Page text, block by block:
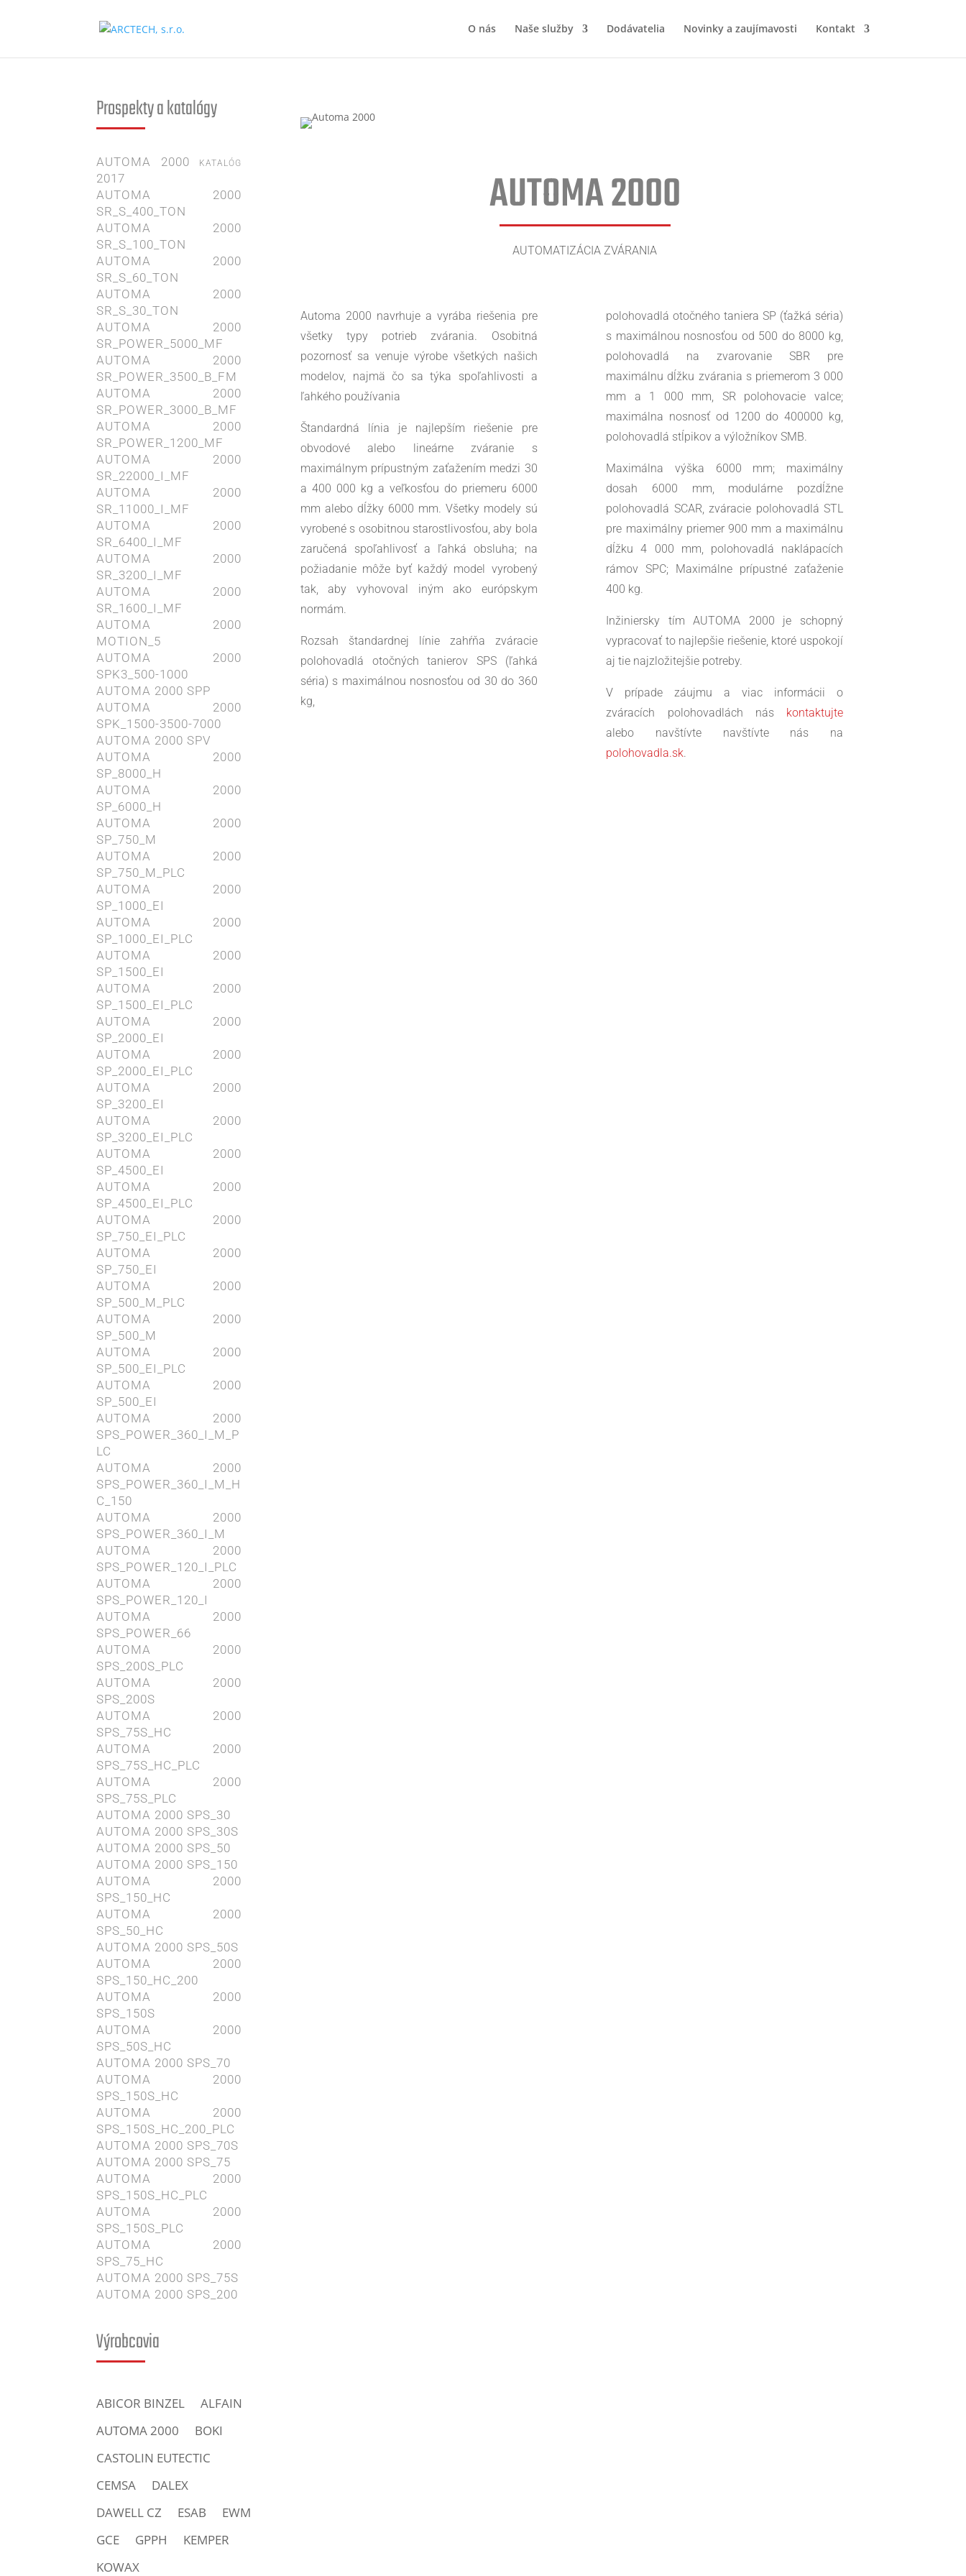
O nás
Naše služby Dodávatelia Novinky a zaujímavosti Kontakt
Prospekty a katalógy
AUTOMA 2000 katalóg
2017
AUTOMA 2000
SR_S_400_TON
AUTOMA 2000
SR_S_100_TON
AUTOMA 2000
SR_S_60_TON
AUTOMA 2000
SR_S_30_TON
AUTOMA 2000
SR_POWER_5000_MF
AUTOMA 2000
SR_POWER_3500_B_FM
AUTOMA 2000
SR_POWER_3000_B_MF
AUTOMA 2000
SR_POWER_1200_MF
AUTOMA 2000
SR_22000_I_MF
AUTOMA 2000
SR_11000_I_MF
AUTOMA 2000
SR_6400_I_MF
AUTOMA 2000
SR_3200_I_MF
AUTOMA 2000
SR_1600_I_MF
AUTOMA 2000
MOTION_5
AUTOMA 2000
SPK3_500-1000
AUTOMA 2000 SPP
AUTOMA 2000
SPK_1500-3500-7000
AUTOMA 2000 SPV
AUTOMA 2000
SP_8000_H
AUTOMA 2000
SP_6000_H
AUTOMA 2000
SP_750_M
AUTOMA 2000
SP_750_M_PLC
AUTOMA 2000
SP_1000_EI
AUTOMA 2000
SP_1000_EI_PLC
AUTOMA 2000
SP_1500_EI
AUTOMA 2000
SP_1500_EI_PLC
AUTOMA 2000
SP_2000_EI
AUTOMA 2000
SP_2000_EI_PLC
AUTOMA 2000
SP_3200_EI
AUTOMA 2000
SP_3200_EI_PLC
AUTOMA 2000
SP_4500_EI
AUTOMA 2000
SP_4500_EI_PLC
AUTOMA 2000
SP_750_EI_PLC
AUTOMA 2000
SP_750_EI
AUTOMA 2000
SP_500_M_PLC
AUTOMA 2000
SP_500_M
AUTOMA 2000
SP_500_EI_PLC
AUTOMA 2000
SP_500_EI
AUTOMA 2000
SPS_POWER_360_I_M_P
LC
AUTOMA 2000
SPS_POWER_360_I_M_H
C_150
AUTOMA 2000
SPS_POWER_360_I_M
AUTOMA 2000
SPS_POWER_120_I_PLC
AUTOMA 2000
SPS_POWER_120_I
AUTOMA 2000
SPS_POWER_66
AUTOMA 2000
SPS_200S_PLC
AUTOMA 2000
SPS_200S
AUTOMA 2000
SPS_75S_HC
AUTOMA 2000
SPS_75S_HC_PLC
AUTOMA 2000
SPS_75S_PLC
AUTOMA 2000 SPS_30
AUTOMA 2000 SPS_30S
AUTOMA 2000 SPS_50
AUTOMA 2000 SPS_150
AUTOMA 2000
SPS_150_HC
AUTOMA 2000
SPS_50_HC
AUTOMA 2000 SPS_50S
AUTOMA 2000
SPS_150_HC_200
AUTOMA 2000
SPS_150S
AUTOMA 2000
SPS_50S_HC
AUTOMA 2000 SPS_70
AUTOMA 2000
SPS_150S_HC
AUTOMA 2000
SPS_150S_HC_200_PLC
AUTOMA 2000 SPS_70S
AUTOMA 2000 SPS_75
AUTOMA 2000
SPS_150S_HC_PLC
AUTOMA 2000
SPS_150S_PLC
AUTOMA 2000
SPS_75_HC
AUTOMA 2000 SPS_75S
AUTOMA 2000 SPS_200
Výrobcovia
ABICOR BINZEL
ALFAIN
AUTOMA 2000
BOKI
CASTOLIN EUTECTIC
CEMSA
DALEX
DAWELL CZ
ESAB
EWM
GCE
GPPH
KEMPER
KOWAX
AUTOMA 2000
AUTOMATIZÁCIA ZVÁRANIA
Automa 2000 navrhuje a vyrába riešenia pre
všetky typy potrieb zvárania. Osobitná
pozornosť sa venuje výrobe všetkých našich
modelov, najmä čo sa týka spoľahlivosti a
ľahkého používania
Štandardná línia je najlepším riešenie pre
obvodové alebo lineárne zváranie s
maximálnym prípustným zaťažením medzi 30
a 400 000 kg a veľkosťou do priemeru 6000
mm alebo dĺžky 6000 mm. Všetky modely sú
vyrobené s osobitnou starostlivosťou, aby bola
zaručená spoľahlivosť a ľahká obsluha; na
požiadanie môže byť každý model vyrobený
tak, aby vyhovoval iným ako európskym
normám.
Rozsah štandardnej línie zahŕňa zváracie
polohovadlá otočných tanierov SPS (ľahká
séria) s maximálnou nosnosťou od 30 do 360
kg,
polohovadlá otočného taniera SP (ťažká séria)
s maximálnou nosnosťou od 500 do 8000 kg,
polohovadlá na zvarovanie SBR pre
maximálnu dĺžku zvárania s priemerom 3 000
mm a 1 000 mm, SR polohovacie valce;
maximálna nosnosť od 1200 do 400000 kg,
polohovadlá stĺpikov a výložníkov SMB.
Maximálna výška 6000 mm; maximálny
dosah 6000 mm, modulárne pozdĺžne
polohovadlá SCAR, zváracie polohovadlá STL
pre maximálny priemer 900 mm a maximálnu
dĺžku 4 000 mm, polohovadlá naklápacích
rámov SPC; Maximálne prípustné zaťaženie
400 kg.
Inžiniersky tím AUTOMA 2000 je schopný
vypracovať to najlepšie riešenie, ktoré uspokojí
aj tie najzložitejšie potreby.
V prípade záujmu a viac informácii o
zváracích polohovadlách nás kontaktujte
alebo navštívte navštívte nás na
polohovadla.sk.